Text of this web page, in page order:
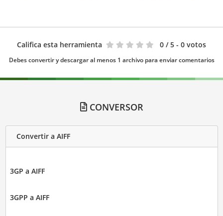
Califica esta herramienta 0 / 5 - 0 votos
Debes convertir y descargar al menos 1 archivo para enviar comentarios
CONVERSOR
Convertir a AIFF
3GP a AIFF
3GPP a AIFF